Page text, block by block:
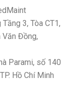
3, Tòa CT1,
Văn Đồng,
Parami, số 140
Hồ Chí Minh